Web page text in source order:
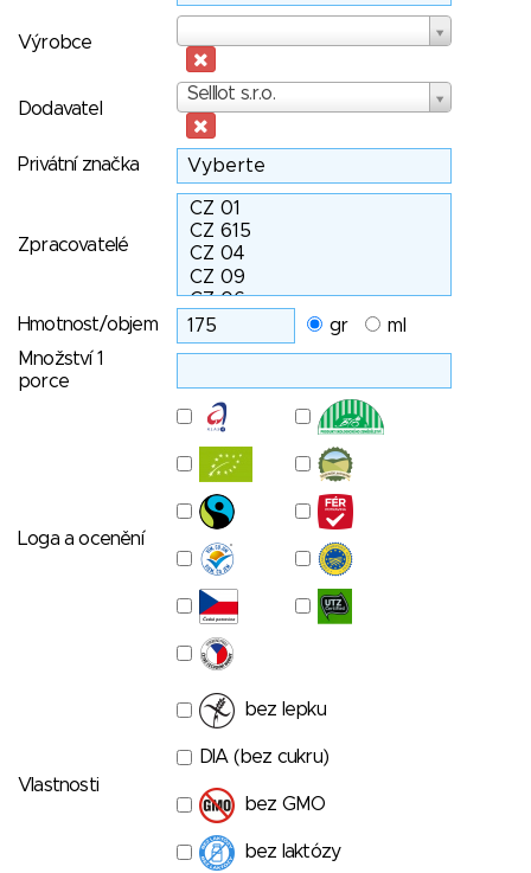
Výrobce
Dodavatel
Selllot s.r.o.
Dodavatel
Privátní značka
Zpracovatelé
Hmotnost/objem gr
ml
Množství 1
porce
Loga a ocenění
Vlastnosti
bez lepku
DIA (bez cukru)
bez GMO
bez laktózy